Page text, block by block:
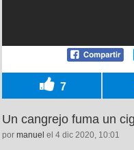
7
Un cangrejo fuma un
por manuel el 4 dic 2020, 10:01